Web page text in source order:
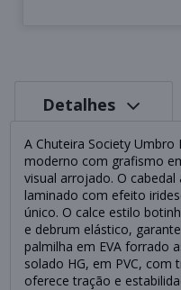
Detalhes
A Chuteira Society Umbro
moderno com grafismo
visual arrojado. O
laminado com efeito
único. O calce estilo
e debrum elástico,
palmilha em EVA forrado
solado HG, em PVC, com
oferece tração e